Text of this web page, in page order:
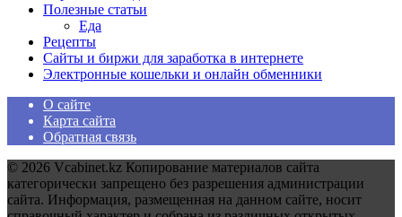
Полезные статьи
Еда
Рецепты
Сайты и биржи для заработка в интернете
Электронные кошельки и онлайн обменники
О сайте
Карта сайта
Обратная связь
© 2026 Vcabinet.kz Копирование материалов сайта
категорически запрещено без разрешения администрации
сайта. Информация, размещенная на данном сайте, носит